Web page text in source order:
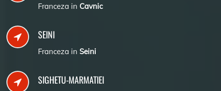
Franceza in Cavnic
SEINI
Franceza in Seini
SIGHETU-MARMATIEI